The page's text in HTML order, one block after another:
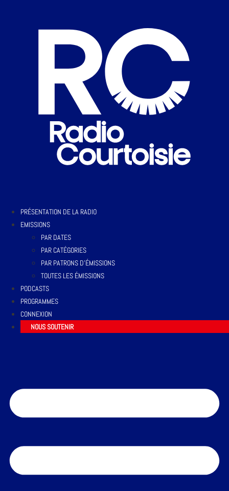
PRÉSENTATION DE LA RADIO
EMISSIONS
PAR DATES
PAR CATÉGORIES
PAR PATRONS D’ÉMISSIONS
TOUTES LES ÉMISSIONS
PODCASTS
PROGRAMMES
CONNEXION
NOUS SOUTENIR